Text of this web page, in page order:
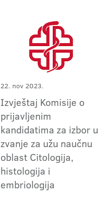
22. nov 2023.
Izvještaj Komisije o
prijavljenim
kandidatima za izbor u
zvanje za užu naučnu
oblast Citologija,
histologija i
embriologija